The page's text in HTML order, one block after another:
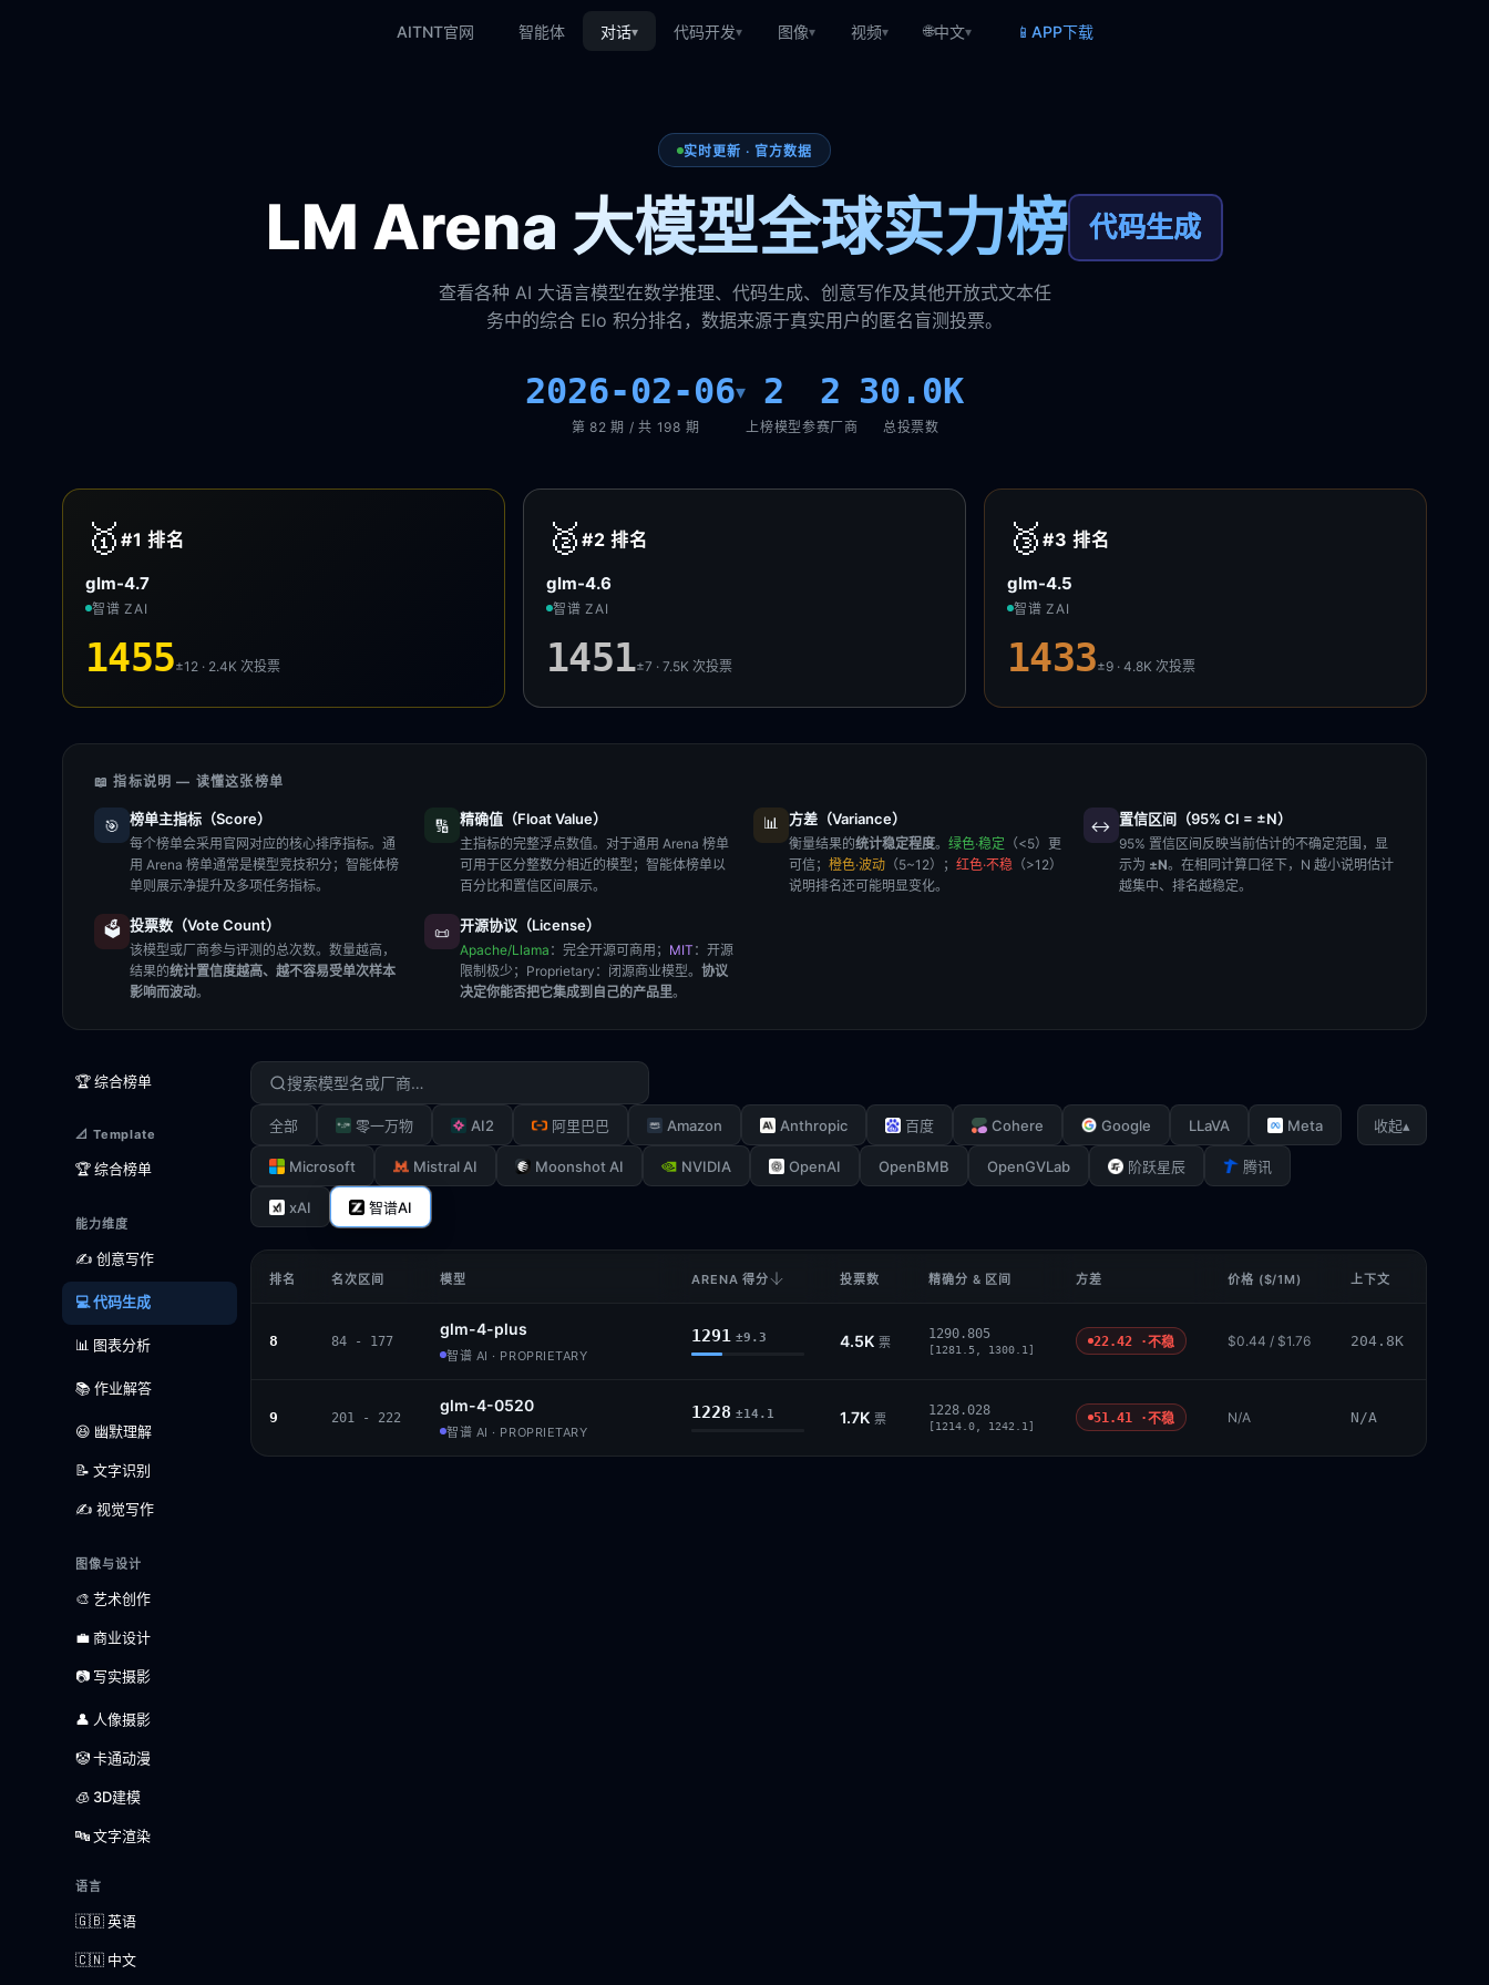
AITNT官网 智能体 对话▾ 代码开发▾ 图像▾ 视频▾ 🌐中文▾ 📱 APP下载
实时更新 · 官方数据
LM Arena 大模型全球实力榜 代码生成
查看各种 AI 大语言模型在数学推理、代码生成、创意写作及其他开放式文本任
务中的综合 Elo 积分排名，数据来源于真实用户的匿名盲测投票。
2026-02-06▾
第 82 期 / 共 198 期
2
上榜模型
2
参赛厂商
30.0K
总投票数
🥇 #1排名
glm-4.7
智谱 ZAI
1455±12 · 2.4K次投票
🥈 #2排名
glm-4.6
智谱 ZAI
1451±7 · 7.5K次投票
🥉 #3排名
glm-4.5
智谱 ZAI
1433±9 · 4.8K次投票
📖 指标说明 — 读懂这张榜单
🎯 榜单主指标（Score）
每个榜单会采用官网对应的核心排序指标。通
用 Arena 榜单通常是模型竞技积分；智能体榜
单则展示净提升及多项任务指标。
🔢 精确值（Float Value）
主指标的完整浮点数值。对于通用 Arena 榜单
可用于区分整数分相近的模型；智能体榜单以
百分比和置信区间展示。
📊 方差（Variance）
衡量结果的统计稳定程度。 绿色·稳定 （<5）更
可信； 橙色·波动 （5~12）； 红色·不稳 （>12）
说明排名还可能明显变化。
↔️ 置信区间（95% CI = ±N）
95% 置信区间反映当前估计的不确定范围，显
示为 ±N。在相同计算口径下，N 越小说明估计
越集中、排名越稳定。
🗳️ 投票数（Vote Count）
该模型或厂商参与评测的总次数。数量越高，
结果的统计置信度越高、越不容易受单次样本
影响而波动。
📜 开源协议（License）
Apache/Llama ：完全开源可商用； MIT ：开源
限制极少； Proprietary ：闭源商业模型。 协议
决定你能否把它集成到自己的产品里。
🏆 综合榜单
📐 Template
🏆 综合榜单
能力维度
✍️ 创意写作
💻 代码生成
📊 图表分析
📚 作业解答
😆 幽默理解
📝 文字识别
✍️ 视觉写作
图像与设计
🎨 艺术创作
💼 商业设计
📷 写实摄影
👤 人像摄影
🤡 卡通动漫
🧊 3D建模
🔤 文字渲染
语言
🇬🇧 英语
🇨🇳 中文
全部 零一万物 AI2 阿里巴巴 Amazon Anthropic 百度 Cohere Google LLaVA Meta
Microsoft Mistral AI Moonshot AI NVIDIA OpenAI OpenBMB OpenGVLab 阶跃星辰 腾讯
xAI 智谱AI
收起▴
排名 名次区间 模型 ARENA 得分 投票数 精确分 & 区间 方差 价格 ($/1M) 上下文
8 84 - 177
glm-4-plus
智谱 AI · PROPRIETARY
1291 ±9.3 4.5K 票
1290.805
[1281.5, 1300.1]
22.42 ·不稳 $0.44 / $1.76 204.8K
9 201 - 222
glm-4-0520
智谱 AI · PROPRIETARY
1228 ±14.1 1.7K 票
1228.028
[1214.0, 1242.1]
51.41 ·不稳 N/A N/A